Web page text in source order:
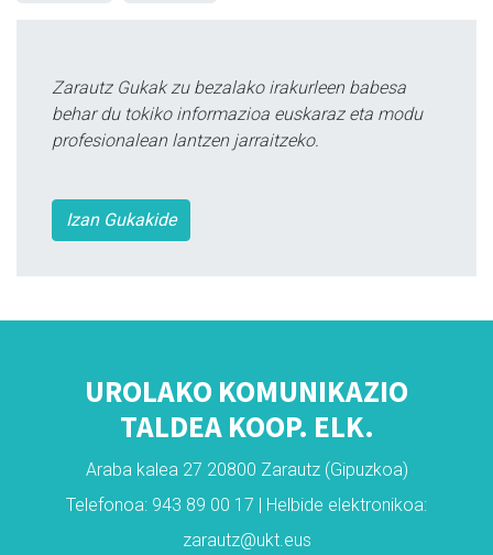
Zarautz Gukak zu bezalako irakurleen babesa
behar du tokiko informazioa euskaraz eta modu
profesionalean lantzen jarraitzeko.
Izan Gukakide
UROLAKO KOMUNIKAZIO
TALDEA KOOP. ELK.
Araba kalea 27 20800 Zarautz (Gipuzkoa)
Telefonoa: 943 89 00 17 | Helbide elektronikoa:
zarautz@ukt.eus